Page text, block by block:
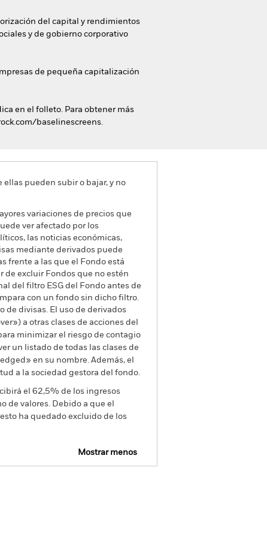
del capital y rendimientos
y de gobierno corporativo
de pequeña capitalización
en el folleto. Para obtener más
baselinescreens.
ellas pueden subir o bajar, y no
variaciones de precios que
ver afectado por los
las noticias económicas,
mediante derivados puede
frente a las que el Fondo está
de excluir Fondos que no estén
del filtro ESG del Fondo antes de
con un fondo sin dicho filtro.
de divisas. El uso de derivados
a otras clases de acciones del
minimizar el riesgo de contagio
un listado de todas las clases de
en su nombre. Además, el
a la sociedad gestora del fondo.
el 62,5% de los ingresos
de valores. Debido a que el
ha quedado excluido de los
Mostrar menos